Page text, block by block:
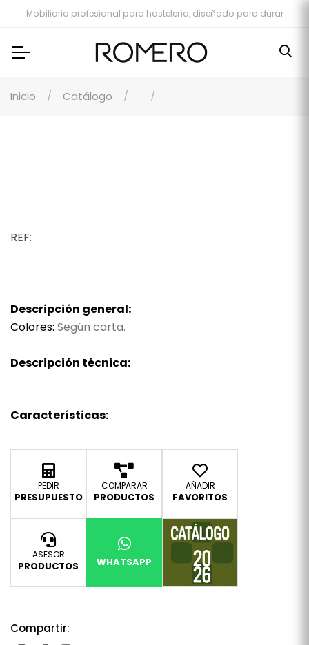
Mobiliario profesional para hostelería, diseñado para durar
Inicio Catálogo
REF:
Descripción general:
Colores: Según carta.
Descripción técnica:
Características:
PEDIR
PRESUPUESTO
COMPARAR
PRODUCTOS
AÑADIR
FAVORITOS
ASESOR
PRODUCTOS WHATSAPP
Compartir: